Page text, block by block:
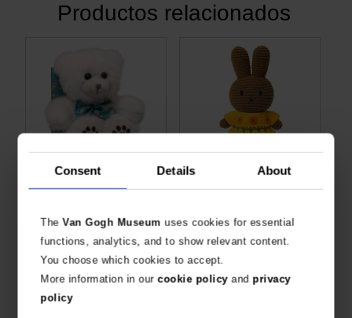
Consent Details About
TheVan Gogh Museum uses cookies for essential
functions, analytics, and to show relevant content.
You choose which cookies to accept.
More information in ourcookie policyand privacy
policy
Productos relacionados
Oso de peluche Van Gogh, Almendro en flor
€10,70
Melanie Van Gogh nuevo vestido, Los girasoles
€26,40